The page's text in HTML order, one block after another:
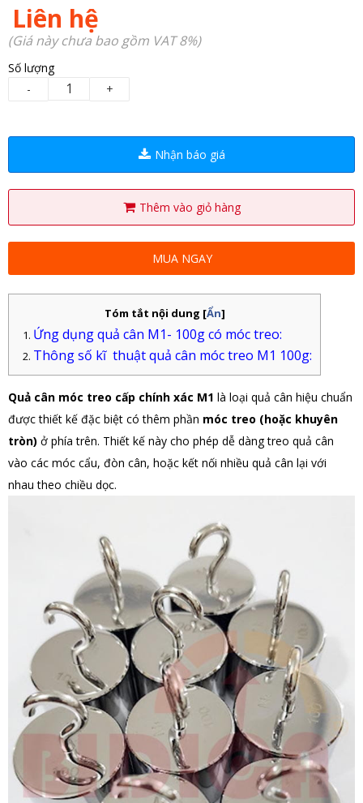
Liên hệ
(Giá này chưa bao gồm VAT 8%)
Số lượng
-
+
Nhận báo giá
Thêm vào giỏ hàng
MUA NGAY
Tóm tắt nội dung [Ẩn]
Ứng dụng quả cân M1- 100g có móc treo:
Thông số kĩ thuật quả cân móc treo M1 100g:
Quả cân móc treo cấp chính xác M1 là loại quả cân hiệu chuẩn
được thiết kế đặc biệt có thêm phần móc treo (hoặc khuyên
tròn) ở phía trên. Thiết kế này cho phép dễ dàng treo quả cân
vào các móc cẩu, đòn cân, hoặc kết nối nhiều quả cân lại với
nhau theo chiều dọc.